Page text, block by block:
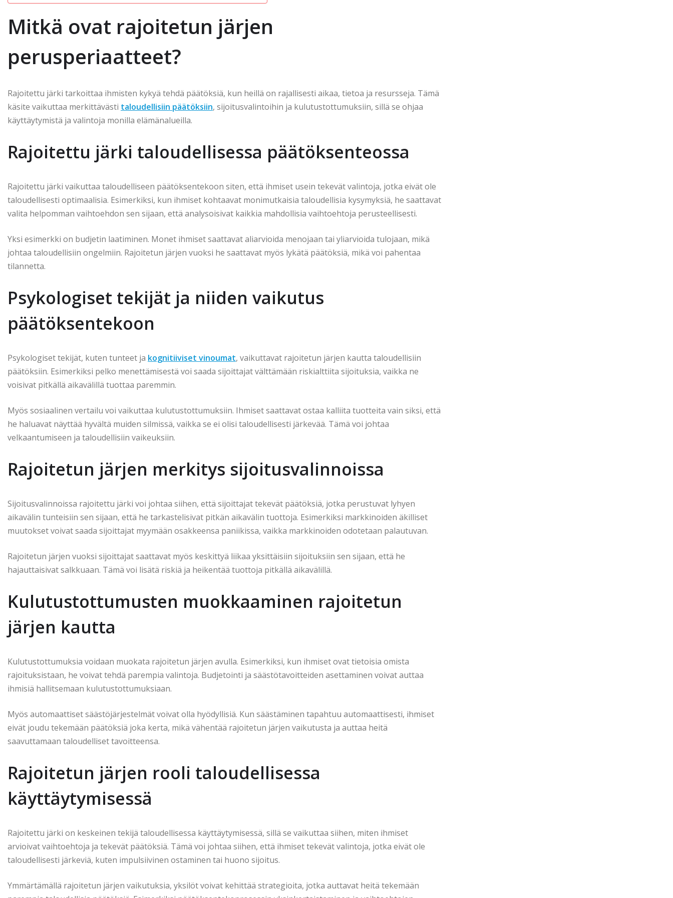
Mitkä ovat rajoitetun järjen
perusperiaatteet?
Rajoitettu järki tarkoittaa ihmisten kykyä tehdä päätöksiä, kun heillä on rajallisesti aikaa, tietoa ja resursseja. Tämä
käsite vaikuttaa merkittävästi taloudellisiin päätöksiin, sijoitusvalintoihin ja kulutustottumuksiin, sillä se ohjaa
käyttäytymistä ja valintoja monilla elämänalueilla.
Rajoitettu järki taloudellisessa päätöksenteossa
Rajoitettu järki vaikuttaa taloudelliseen päätöksentekoon siten, että ihmiset usein tekevät valintoja, jotka eivät ole
taloudellisesti optimaalisia. Esimerkiksi, kun ihmiset kohtaavat monimutkaisia taloudellisia kysymyksiä, he saattavat
valita helpomman vaihtoehdon sen sijaan, että analysoisivat kaikkia mahdollisia vaihtoehtoja perusteellisesti.
Yksi esimerkki on budjetin laatiminen. Monet ihmiset saattavat aliarvioida menojaan tai yliarvioida tulojaan, mikä
johtaa taloudellisiin ongelmiin. Rajoitetun järjen vuoksi he saattavat myös lykätä päätöksiä, mikä voi pahentaa
tilannetta.
Psykologiset tekijät ja niiden vaikutus
päätöksentekoon
Psykologiset tekijät, kuten tunteet ja kognitiiviset vinoumat, vaikuttavat rajoitetun järjen kautta taloudellisiin
päätöksiin. Esimerkiksi pelko menettämisestä voi saada sijoittajat välttämään riskialttiita sijoituksia, vaikka ne
voisivat pitkällä aikavälillä tuottaa paremmin.
Myös sosiaalinen vertailu voi vaikuttaa kulutustottumuksiin. Ihmiset saattavat ostaa kalliita tuotteita vain siksi, että
he haluavat näyttää hyvältä muiden silmissä, vaikka se ei olisi taloudellisesti järkevää. Tämä voi johtaa
velkaantumiseen ja taloudellisiin vaikeuksiin.
Rajoitetun järjen merkitys sijoitusvalinnoissa
Sijoitusvalinnoissa rajoitettu järki voi johtaa siihen, että sijoittajat tekevät päätöksiä, jotka perustuvat lyhyen
aikavälin tunteisiin sen sijaan, että he tarkastelisivat pitkän aikavälin tuottoja. Esimerkiksi markkinoiden äkilliset
muutokset voivat saada sijoittajat myymään osakkeensa paniikissa, vaikka markkinoiden odotetaan palautuvan.
Rajoitetun järjen vuoksi sijoittajat saattavat myös keskittyä liikaa yksittäisiin sijoituksiin sen sijaan, että he
hajauttaisivat salkkuaan. Tämä voi lisätä riskiä ja heikentää tuottoja pitkällä aikavälillä.
Kulutustottumusten muokkaaminen rajoitetun
järjen kautta
Kulutustottumuksia voidaan muokata rajoitetun järjen avulla. Esimerkiksi, kun ihmiset ovat tietoisia omista
rajoituksistaan, he voivat tehdä parempia valintoja. Budjetointi ja säästötavoitteiden asettaminen voivat auttaa
ihmisiä hallitsemaan kulutustottumuksiaan.
Myös automaattiset säästöjärjestelmät voivat olla hyödyllisiä. Kun säästäminen tapahtuu automaattisesti, ihmiset
eivät joudu tekemään päätöksiä joka kerta, mikä vähentää rajoitetun järjen vaikutusta ja auttaa heitä
saavuttamaan taloudelliset tavoitteensa.
Rajoitetun järjen rooli taloudellisessa
käyttäytymisessä
Rajoitettu järki on keskeinen tekijä taloudellisessa käyttäytymisessä, sillä se vaikuttaa siihen, miten ihmiset
arvioivat vaihtoehtoja ja tekevät päätöksiä. Tämä voi johtaa siihen, että ihmiset tekevät valintoja, jotka eivät ole
taloudellisesti järkeviä, kuten impulsiivinen ostaminen tai huono sijoitus.
Ymmärtämällä rajoitetun järjen vaikutuksia, yksilöt voivat kehittää strategioita, jotka auttavat heitä tekemään